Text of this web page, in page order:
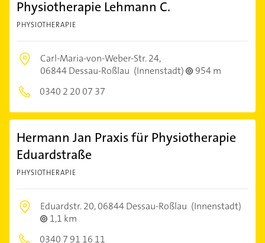
Physiotherapie Lehmann C.
PHYSIOTHERAPIE
Carl-Maria-von-Weber-Str. 24,
06844 Dessau-Roßlau (Innenstadt)
954 m
0340 2 20 07 37
Hermann Jan Praxis für Physiotherapie
Eduardstraße
PHYSIOTHERAPIE
Eduardstr. 20,06844 Dessau-Roßlau (Innenstadt)
1,1 km
0340 7 91 16 11